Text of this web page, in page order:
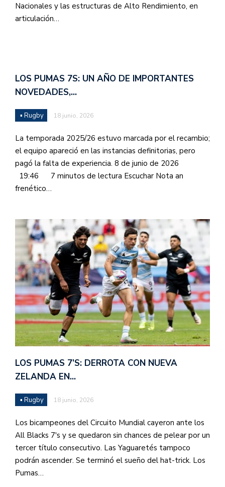
Nacionales y las estructuras de Alto Rendimiento, en
articulación…
LOS PUMAS 7S: UN AÑO DE IMPORTANTES
NOVEDADES,…
▪ Rugby 18 junio, 2026
La temporada 2025/26 estuvo marcada por el recambio;
el equipo apareció en las instancias definitorias, pero
pagó la falta de experiencia. 8 de junio de 2026
19:46 7 minutos de lectura Escuchar Nota an
frenético…
LOS PUMAS 7’S: DERROTA CON NUEVA
ZELANDA EN…
▪ Rugby 18 junio, 2026
Los bicampeones del Circuito Mundial cayeron ante los
All Blacks 7's y se quedaron sin chances de pelear por un
tercer título consecutivo. Las Yaguaretés tampoco
podrán ascender. Se terminó el sueño del hat-trick. Los
Pumas…